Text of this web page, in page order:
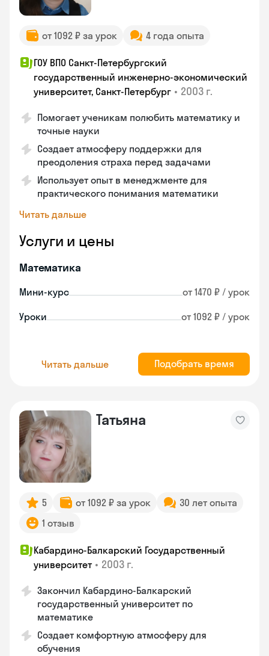
от 1092 ₽ за урок 4 года опыта
ГОУ ВПО Санкт-Петербургский
государственный инженерно-экономический
университет, Санкт-Петербург • 2003 г.
Помогает ученикам полюбить математику и
точные науки
Создает атмосферу поддержки для
преодоления страха перед задачами
Использует опыт в менеджменте для
практического понимания математики
Читать дальше
Услуги и цены
Математика
Мини-курс от 1470 ₽ / урок
Уроки от 1092 ₽ / урок
Читать дальше Подобрать время
Татьяна
5 от 1092 ₽ за урок
30 лет опыта
1 отзыв
Кабардино-Балкарский Государственный
университет • 2003 г.
Закончил Кабардино-Балкарский
государственный университет по
математике
Создает комфортную атмосферу для
обучения